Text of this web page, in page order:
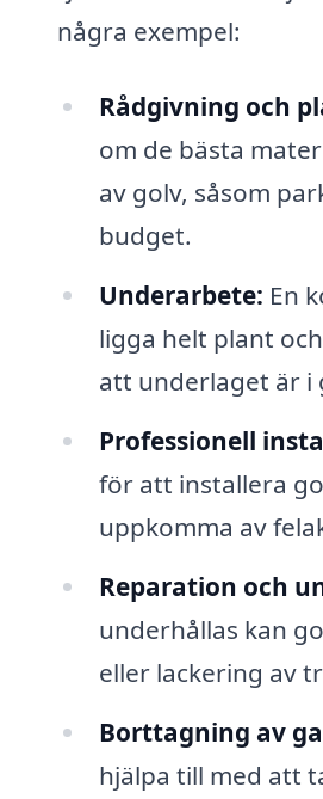
några exempel:
Rådgivning och
om de bästa
av golv, såsom
budget.
Underarbete: En
ligga helt plant
att underlaget är i
Professionell
för att installera
uppkomma av
Reparation och
underhållas kan
eller lackering av
Borttagning av
hjälpa till med att